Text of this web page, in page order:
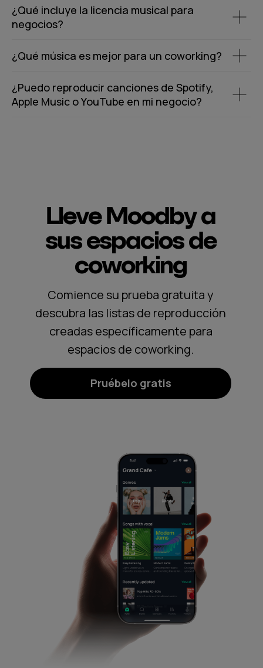
¿Qué incluye la licencia musical para
negocios?
¿Qué música es mejor para un coworking?
¿Puedo reproducir canciones de Spotify,
Apple Music o YouTube en mi negocio?
Lleve Moodby a
sus espacios de
coworking
Comience su prueba gratuita y
descubra las listas de reproducción
creadas específicamente para
espacios de coworking.
Pruébelo gratis